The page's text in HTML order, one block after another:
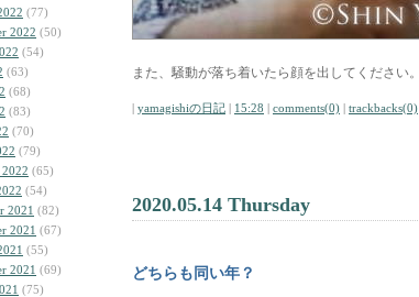
(77)
2022 (50)
(54)
(63)
(68)
(83)
(70)
(79)
(65)
(54)
2021 (82)
2021 (67)
(55)
2021 (69)
(75)
また、騒動が落ち着いたら顔を出してください。
| yamagishiの日記 | 15:28 | comments(0) | trackbacks(0)
2020.05.14 Thursday
どちらも同い年？